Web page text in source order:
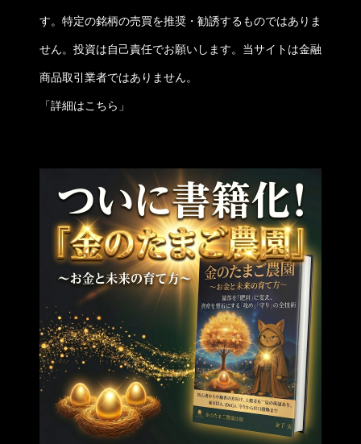
す。特定の銘柄の売買を推奨・勧誘するものではありま
せん。投資は自己責任でお願いします。当サイトは金融
商品取引業者ではありません。
「詳細はこちら 」